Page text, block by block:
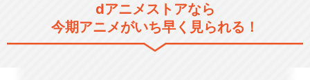
dアニメストアなら
今期アニメがいち早く見られる！